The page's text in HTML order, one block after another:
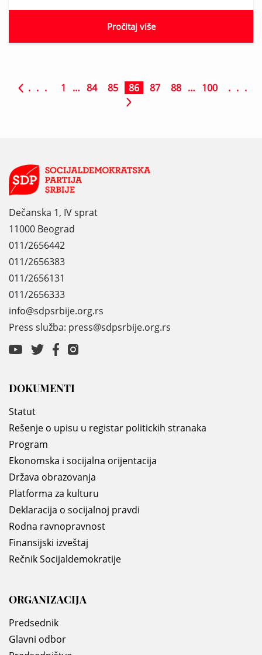
Pročitaj više
. . . 1 … 84 85 86 87 88 … 100 . . .
Dečanska 1, IV sprat
11000 Beograd
011/2656442
011/2656383
011/2656131
011/2656333
info@sdpsrbije.org.rs
Press služba: press@sdpsrbije.org.rs
DOKUMENTI
Statut
Rešenje o upisu u registar politickih stranaka
Program
Ekonomska i socijalna orijentacija
Država obrazovanja
Platforma za kulturu
Deklaracija o socijalnoj pravdi
Rodna ravnopravnost
Finansijski izveštaj
Rečnik Socijaldemokratije
ORGANIZACIJA
Predsednik
Glavni odbor